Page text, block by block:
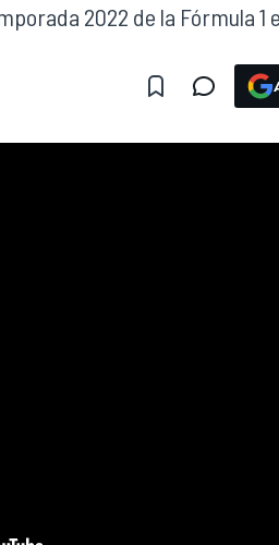
2022 de la Fórmula